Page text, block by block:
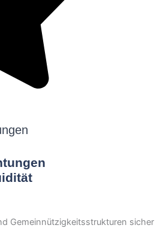
Gemeinnützigkeitsstrukturen sicher